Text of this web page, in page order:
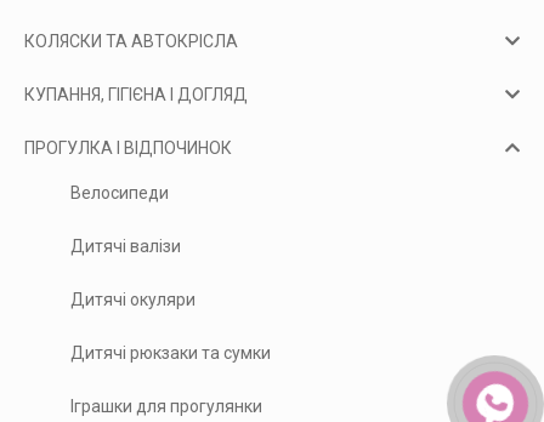
КОЛЯСКИ ТА АВТОКРІСЛА
КУПАННЯ, ГІГІЄНА І ДОГЛЯД
ПРОГУЛКА І ВІДПОЧИНОК
Велосипеди
Дитячі валізи
Дитячі окуляри
Дитячі рюкзаки та сумки
Іграшки для прогулянки